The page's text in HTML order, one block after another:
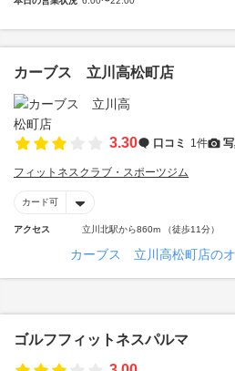
カーブス 立川高松町店
3.30 口コミ 1件
フィットネスクラブ・スポーツジム
カード可
アクセス 立川北駅から860m （徒歩11分）
カーブス 立川高松町店の
ゴルフフィットネスパルマ